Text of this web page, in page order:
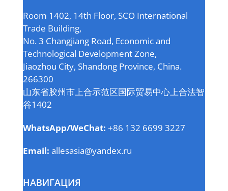
Room 1402, 14th Floor, SCO International
Trade Building,
No. 3 Changjiang Road, Economic and
Technological Development Zone,
Jiaozhou City, Shandong Province, China.
266300
山东省胶州市上合示范区国际贸易中心上合法智
谷1402
WhatsApp/WeChat: +86 132 6699 3227
Email: allesasia@yandex.ru
НАВИГАЦИЯ